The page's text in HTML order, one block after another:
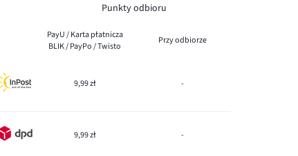
Punkty odbioru
PayU / Karta płatnicza
BLIK / PayPo / Twisto
Przy odbiorze
9,99 zł -
9,99 zł -